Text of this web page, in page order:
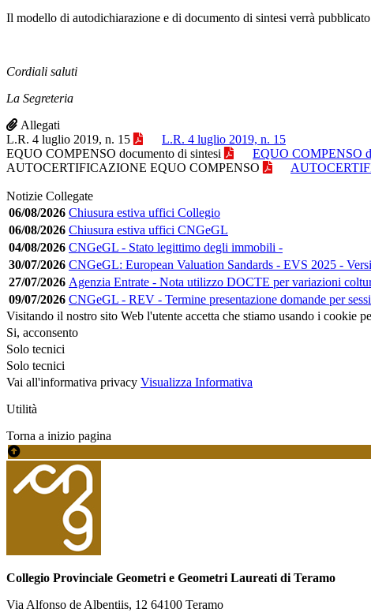
Il modello di autodichiarazione e di documento di sintesi verrà
Cordiali saluti
La Segreteria
Allegati
L.R. 4 luglio 2019, n. 15
L.R. 4 luglio 2019, n. 15
EQUO COMPENSO documento di sintesi
EQUO COMPENSO
AUTOCERTIFICAZIONE EQUO COMPENSO
Notizie Collegate
06/08/2026 Chiusura estiva uffici Collegio
06/08/2026 Chiusura estiva uffici CNGeGL
04/08/2026 CNGeGL - Stato legittimo degli immobili -
30/07/2026 CNGeGL: European Valuation Sandards - EVS 2025 -
27/07/2026 Agenzia Entrate - Nota utilizzo DOCTE per variazioni
09/07/2026 CNGeGL - REV - Termine presentazione domande per
Visitando il nostro sito Web l'utente accetta che stiamo usando i cookie
Si, acconsento
Solo tecnici
Solo tecnici
Vai all'informativa privacy Visualizza Informativa
Utilità
Torna a inizio pagina
Collegio Provinciale Geometri e Geometri Laureati di Teramo
Via Alfonso de Albentiis, 12 64100 Teramo